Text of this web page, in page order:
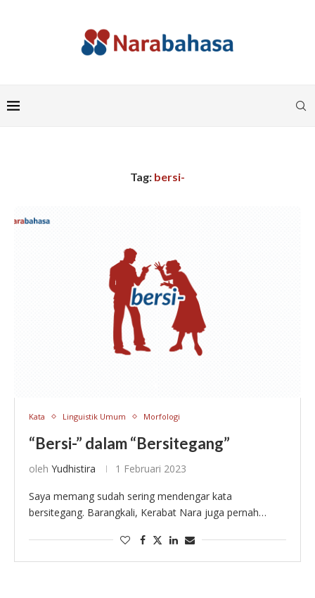
Tag: bersi-
Kata Linguistik Umum Morfologi
“Bersi-” dalam “Bersitegang”
oleh Yudhistira 1 Februari 2023
Saya memang sudah sering mendengar kata
bersitegang. Barangkali, Kerabat Nara juga pernah
justru baru sekarang saya bertanya-tanya, apakah
dalam bahasa Indonesia kita punya prefiks bersi-? …